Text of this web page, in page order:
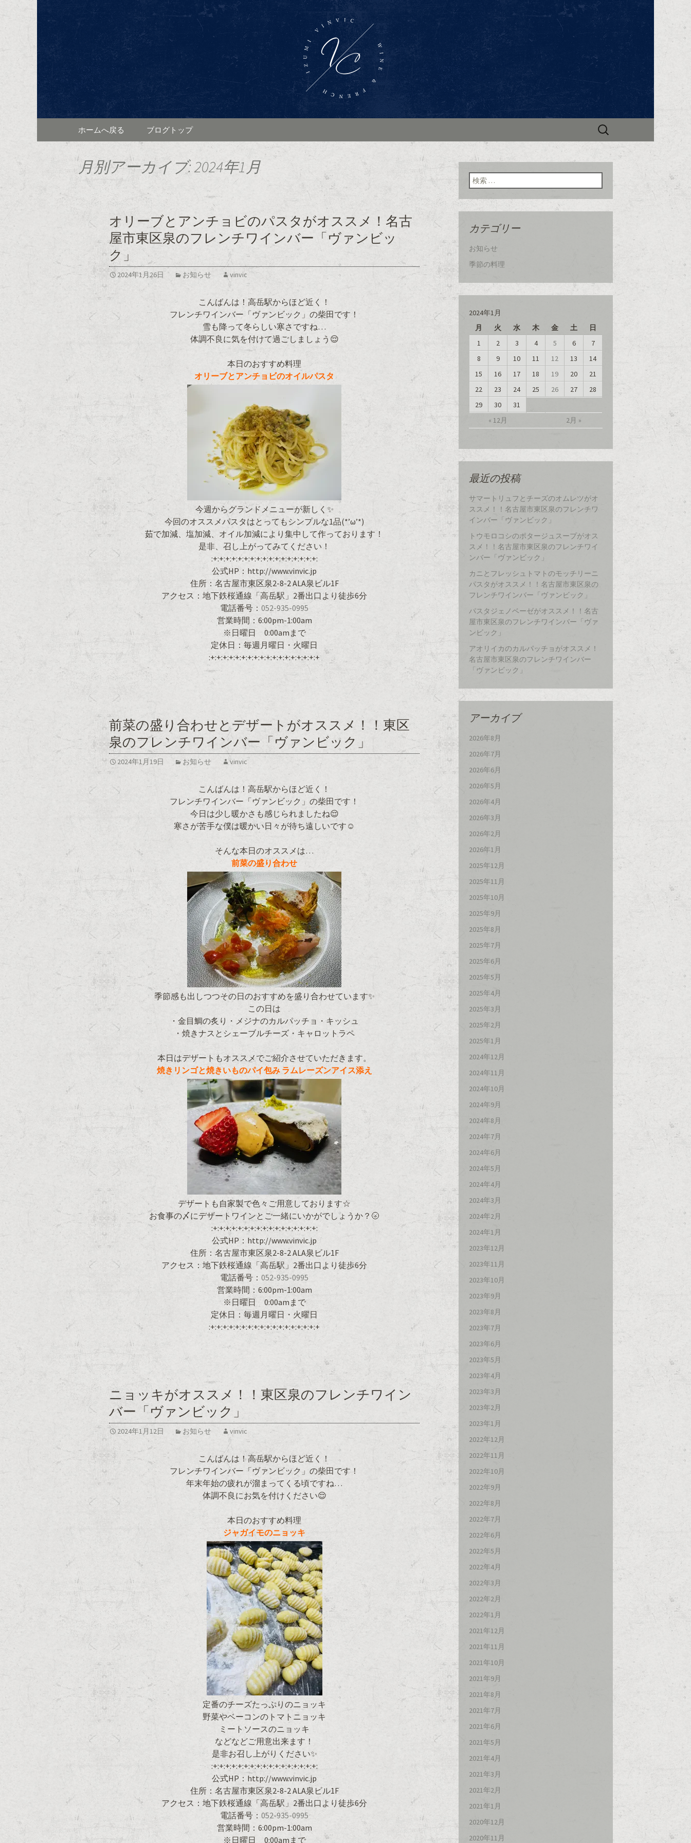
東区泉ワインバー「ヴァンビック」のブ
ログ
東区泉、高岳駅近くに佇むワインバー「Wine Bar Vinvic～ヴァンビック～」。ブルゴーニュ地方のワイ
ンと共に、本格的なフランス料理がお楽しみいただけます。ブログで新着情報やお知らせを更新中。
コンテンツへ移動
ホームへ戻る ブログトップ
検
月別アーカイブ: 2024年1月
オリーブとアンチョビのパスタがオススメ！名古
屋市東区泉のフレンチワインバー「ヴァンビッ
ク」
2024年1月26日 お知らせ vinvic
こんばんは！高岳駅からほど近く！
フレンチワインバー「ヴァンビック」の柴田です！
雪も降って冬らしい寒さですね…
体調不良に気を付けて過ごしましょう😌
本日のおすすめ料理
オリーブとアンチョビのオイルパスタ
今週からグランドメニューが新しく✨
今回のオススメパスタはとってもシンプルな1品(*’ω’*)
茹で加減、塩加減、オイル加減により集中して作っております！
是非、召し上がってみてください！
:+:+:+:+:+:+:+:+:+:+:+:+:+:+:+:+:+:
公式HP：http://www.vinvic.jp
住所：名古屋市東区泉2-8-2 ALA泉ビル1F
アクセス：地下鉄桜通線「高岳駅」2番出口より徒歩6分
電話番号： 052-935-0995
営業時間：6:00pm-1:00am
※日曜日 0:00amまで
定休日：毎週月曜日・火曜日
:+:+:+:+:+:+:+:+:+:+:+:+:+:+:+:+:+:+
前菜の盛り合わせとデザートがオススメ！！東区
泉のフレンチワインバー「ヴァンビック」
2024年1月19日 お知らせ vinvic
こんばんは！高岳駅からほど近く！
フレンチワインバー「ヴァンビック」の柴田です！
今日は少し暖かさも感じられましたね😌
寒さが苦手な僕は暖かい日々が待ち遠しいです☺
そんな本日のオススメは…
前菜の盛り合わせ
季節感も出しつつその日のおすすめを盛り合わせています✨
この日は
・金目鯛の炙り・メジナのカルパッチョ・キッシュ
・焼きナスとシェーブルチーズ・キャロットラペ
本日はデザートもオススメでご紹介させていただきます。
焼きリンゴと焼きいものパイ包み ラムレーズンアイス添え
デザートも自家製で色々ご用意しております☆
お食事の〆にデザートワインとご一緒にいかがでしょうか？🌝
:+:+:+:+:+:+:+:+:+:+:+:+:+:+:+:+:+:
公式HP：http://www.vinvic.jp
住所：名古屋市東区泉2-8-2 ALA泉ビル1F
アクセス：地下鉄桜通線「高岳駅」2番出口より徒歩6分
電話番号： 052-935-0995
営業時間：6:00pm-1:00am
※日曜日 0:00amまで
定休日：毎週月曜日・火曜日
:+:+:+:+:+:+:+:+:+:+:+:+:+:+:+:+:+:+
ニョッキがオススメ！！東区泉のフレンチワイン
バー「ヴァンビック」
2024年1月12日 お知らせ vinvic
こんばんは！高岳駅からほど近く！
フレンチワインバー「ヴァンビック」の柴田です！
年末年始の疲れが溜まってくる頃ですね…
体調不良にお気を付けください😌
本日のおすすめ料理
ジャガイモのニョッキ
定番のチーズたっぷりのニョッキ
野菜やベーコンのトマトニョッキ
ミートソースのニョッキ
などなどご用意出来ます！
是非お召し上がりください✨
:+:+:+:+:+:+:+:+:+:+:+:+:+:+:+:+:+:
公式HP：http://www.vinvic.jp
住所：名古屋市東区泉2-8-2 ALA泉ビル1F
アクセス：地下鉄桜通線「高岳駅」2番出口より徒歩6分
電話番号： 052-935-0995
営業時間：6:00pm-1:00am
※日曜日 0:00amまで
検索:
カテゴリー
お知らせ
季節の料理
2024年1月
月
火 水 木 金 土 日
« 12月 2月 »
1 2 3 4 5 6
7
8
9 10 11 12 13
14
15
16 17 18 19 20
21
22
23 24 25 26 27
28
29
30 31
最近の投稿
サマートリュフとチーズのオムレツがオ
ススメ！！名古屋市東区泉のフレンチワ
インバー「ヴァンビック」
トウモロコシのポタージュスープがオス
スメ！！名古屋市東区泉のフレンチワイ
ンバー「ヴァンビック」
カニとフレッシュトマトのモッチリーニ
パスタがオススメ！！名古屋市東区泉の
フレンチワインバー「ヴァンビック」
パスタジェノベーゼがオススメ！！名古
屋市東区泉のフレンチワインバー「ヴァ
ンビック」
アオリイカのカルパッチョがオススメ！
名古屋市東区泉のフレンチワインバー
「ヴァンビック」
アーカイブ
2026年8月
2026年7月
2026年6月
2026年5月
2026年4月
2026年3月
2026年2月
2026年1月
2025年12月
2025年11月
2025年10月
2025年9月
2025年8月
2025年7月
2025年6月
2025年5月
2025年4月
2025年3月
2025年2月
2025年1月
2024年12月
2024年11月
2024年10月
2024年9月
2024年8月
2024年7月
2024年6月
2024年5月
2024年4月
2024年3月
2024年2月
2024年1月
2023年12月
2023年11月
2023年10月
2023年9月
2023年8月
2023年7月
2023年6月
2023年5月
2023年4月
2023年3月
2023年2月
2023年1月
2022年12月
2022年11月
2022年10月
2022年9月
2022年8月
2022年7月
2022年6月
2022年5月
2022年4月
2022年3月
2022年2月
2022年1月
2021年12月
2021年11月
2021年10月
2021年9月
2021年8月
2021年7月
2021年6月
2021年5月
2021年4月
2021年3月
2021年2月
2021年1月
2020年12月
2020年11月